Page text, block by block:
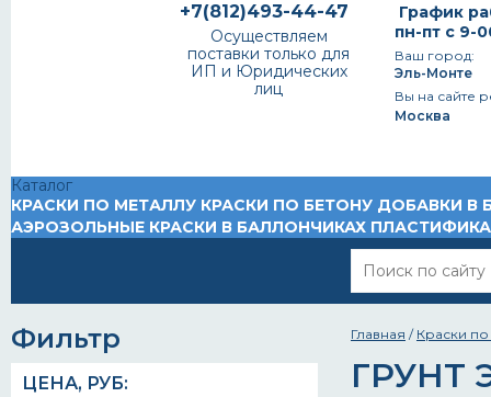
График
пн-пт с 9-
Ваш город:
Эль-Монте
Вы на сайте
Москва
+7(812)493-44-47
Осуществляем
поставки только для
ИП и Юридических
лиц
Каталог
КРАСКИ ПО МЕТАЛЛУ КРАСКИ ПО БЕТОНУ ДОБАВКИ В
АЭРОЗОЛЬНЫЕ КРАСКИ В БАЛЛОНЧИКАХ
Фильтр
ЦЕНА, РУБ:
Главная / Краски
ГРУНТ